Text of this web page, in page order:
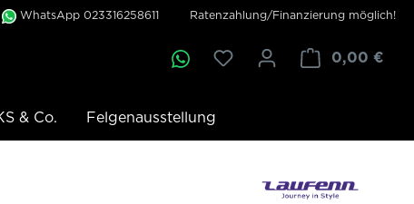
WhatsApp 023316258611 Ratenzahlung/Finanzierung möglich!
0,00 €
& Co. Felgenausstellung